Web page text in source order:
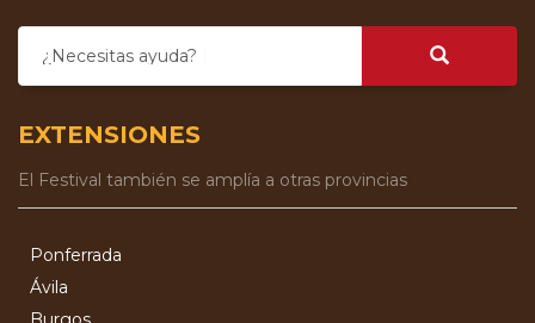
¿Necesitas ayuda?
EXTENSIONES
El Festival también se amplía a otras provincias
Ponferrada
Ávila